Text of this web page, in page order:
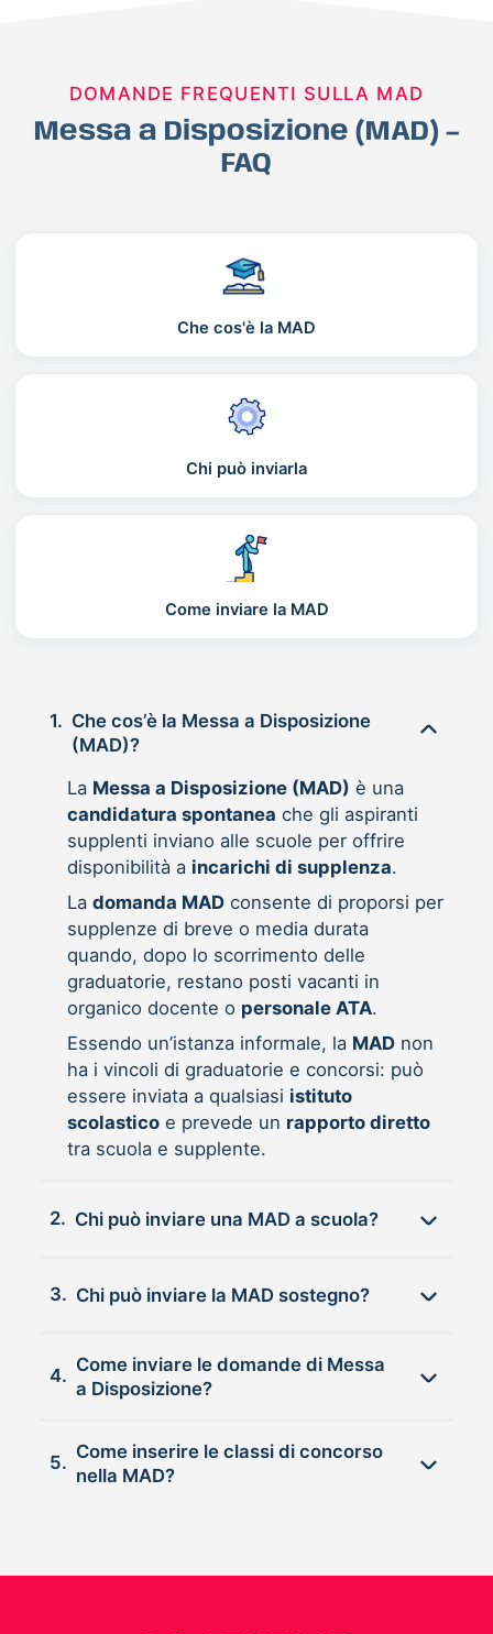
DOMANDE FREQUENTI SULLA MAD
Messa a Disposizione (MAD) –
FAQ
Che cos'è la MAD
Chi può inviarla
Come inviare la MAD
1. Che cos’è la Messa a Disposizione
(MAD)?
La Messa a Disposizione (MAD) è una
candidatura spontanea che gli aspiranti
supplenti inviano alle scuole per offrire
disponibilità a incarichi di supplenza.
La domanda MADconsente di proporsi per
supplenze di breve o media durata
quando, dopo lo scorrimento delle
graduatorie, restano posti vacanti in
organico docente o personale ATA.
Essendo un’istanza informale, la MADnon
ha i vincoli di graduatorie e concorsi: può
essere inviata a qualsiasi istituto
scolasticoe prevede un rapporto diretto
tra scuola e supplente.
2. Chi può inviare una MAD a scuola?
3. Chi può inviare la MAD sostegno?
4.
Come inviare le domande di Messa
a Disposizione?
5.
Come inserire le classi di concorso
nella MAD?